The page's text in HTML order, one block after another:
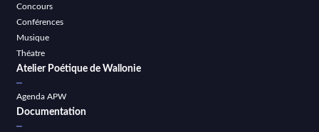
Concours
Conférences
Musique
Théatre
Atelier Poétique de Wallonie
Agenda APW
Documentation